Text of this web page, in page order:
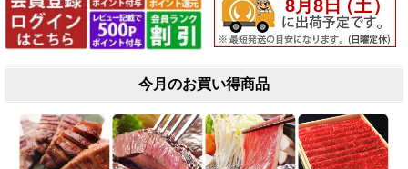
今月のお買い得商品